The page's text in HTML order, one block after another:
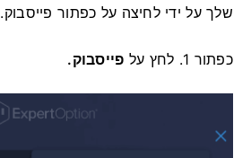
שלך על ידי לחיצה על כפתור פייסבוק.
1. לחץ על כפתור פייסבוק.